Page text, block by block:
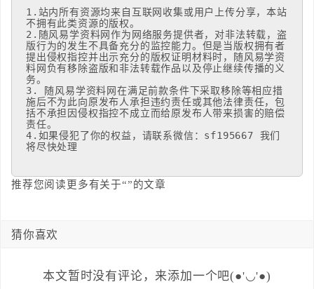
1.站内所有资源均来自互联网收集或用户上传分享，本站
不拥有此类资源的版权。
2.随风易学资料网作为网络服务提供者，对非法转载，盗
版行为的发生不具备充分的监控能力。但是当版权拥有者
提出侵权指控并出示充分的版权证明材料时，随风易学资
料网负有移除盗版和非法转载作品以及停止继续传播的义
务。
3. 随风易学资料网在满足前款条件下采取移除等相应措
施后不为此向原发布人承担违约责任或其他法律责任，包
括不承担因侵权指控不成立而给原发布人带来损害的赔偿
责任。
4.如果侵犯了你的权益，请联系微信：sf195667 我们
将尽快处理
推荐您阅读更多有关于“”的文章
猜你喜欢
本文暂时没有评论，来添加一个吧(●'◡'●)